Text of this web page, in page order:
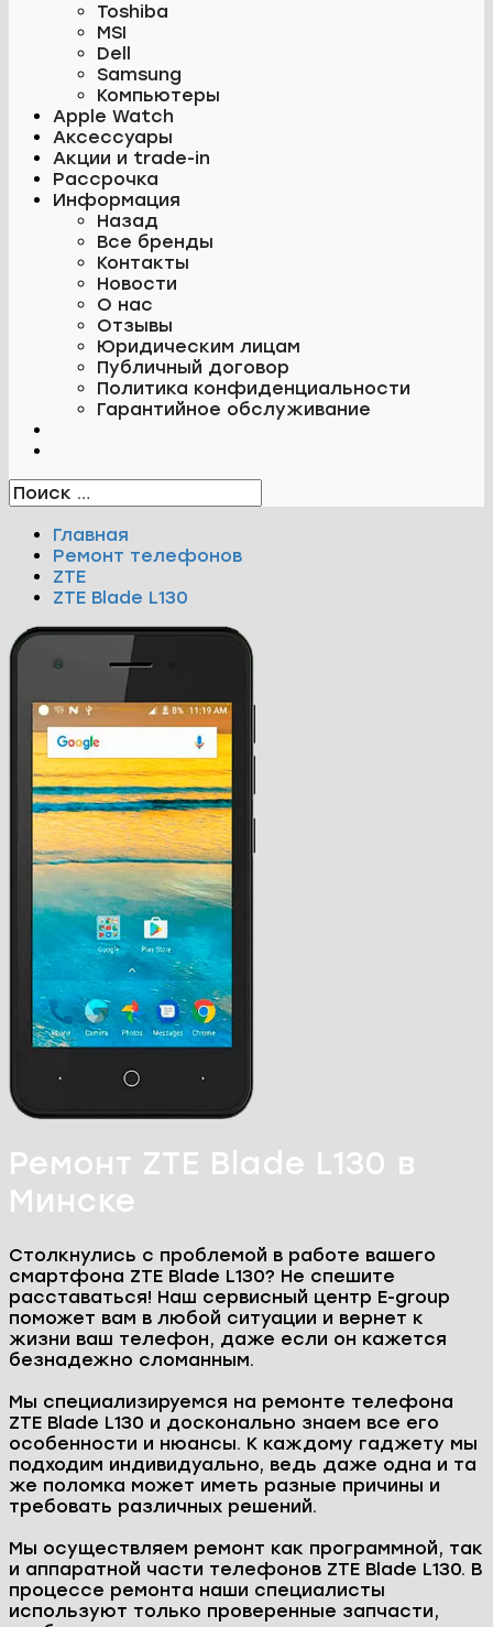
Toshiba
MSI
Dell
Samsung
Компьютеры
Apple Watch
Аксессуары
Акции и trade-in
Рассрочка
Информация
Назад
Все бренды
Контакты
Новости
О нас
Отзывы
Юридическим лицам
Публичный договор
Политика конфиденциальности
Гарантийное обслуживание
Главная
ZTE